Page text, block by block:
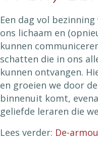
Een dag vol
ons lichaam en
kunnen
schatten die in ons
kunnen ontvangen.
en groeien we door
binnenuit komt,
geliefde leraren die
Lees verder: De-